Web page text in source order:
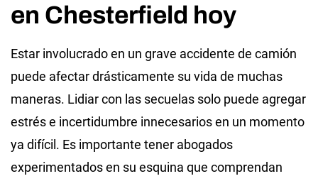
en Chesterfield hoy
Estar involucrado en un grave accidente de camión
puede afectar drásticamente su vida de muchas
maneras. Lidiar con las secuelas solo puede agregar
estrés e incertidumbre innecesarios en un momento
ya difícil. Es importante tener abogados
experimentados en su esquina que comprendan